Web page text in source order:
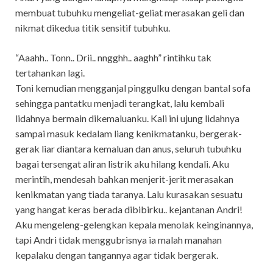
membuat tubuhku mengeliat-geliat merasakan geli dan
nikmat dikedua titik sensitif tubuhku.
“Aaahh.. Tonn.. Drii.. nngghh.. aaghh” rintihku tak
tertahankan lagi.
Toni kemudian mengganjal pinggulku dengan bantal sofa
sehingga pantatku menjadi terangkat, lalu kembali
lidahnya bermain dikemaluanku. Kali ini ujung lidahnya
sampai masuk kedalam liang kenikmatanku, bergerak-
gerak liar diantara kemaluan dan anus, seluruh tubuhku
bagai tersengat aliran listrik aku hilang kendali. Aku
merintih, mendesah bahkan menjerit-jerit merasakan
kenikmatan yang tiada taranya. Lalu kurasakan sesuatu
yang hangat keras berada dibibirku.. kejantanan Andri!
Aku mengeleng-gelengkan kepala menolak keinginannya,
tapi Andri tidak menggubrisnya ia malah manahan
kepalaku dengan tangannya agar tidak bergerak.